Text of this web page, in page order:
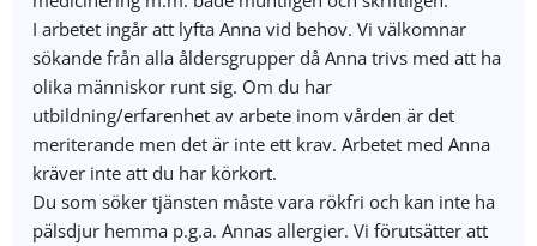
I arbetet ingår att lyfta Anna vid behov. Vi välkomnar
sökande från alla åldersgrupper då Anna trivs med att ha
olika människor runt sig. Om du har
utbildning/erfarenhet av arbete inom vården är det
meriterande men det är inte ett krav. Arbetet med Anna
kräver inte att du har körkort.
Du som söker tjänsten måste vara rökfri och kan inte ha
pälsdjur hemma p.g.a. Annas allergier. Vi förutsätter att